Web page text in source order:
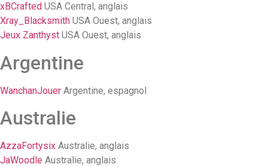
xBCrafted USA Central, anglais
Xray_Blacksmith USA Ouest, anglais
Jeux Zanthyst USA Ouest, anglais
Argentine
WanchanJouer Argentine, espagnol
Australie
AzzaFortysix Australie, anglais
JaWoodle Australie, anglais